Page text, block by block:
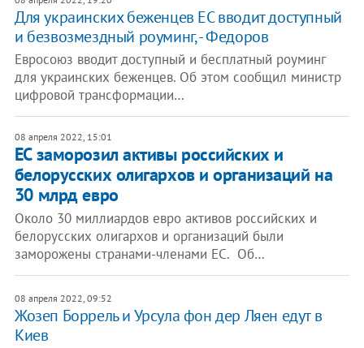
Для украинских беженцев ЕС вводит доступный
и безвозмездный роуминг, - Федоров
Евросоюз вводит доступный и бесплатный роуминг
для украинских беженцев. Об этом сообщил министр
цифровой трансформации…
08 апреля 2022, 15:01
ЕС заморозил активы российских и
белорусских олигархов и организаций на
30 млрд евро
Около 30 миллиардов евро активов российских и
белорусских олигархов и организаций были
заморожены странами-членами ЕС. Об…
08 апреля 2022, 09:52
Жозеп Боррель и Урсула фон дер Ляен едут в
Киев